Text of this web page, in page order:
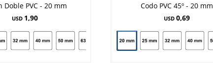
Doble PVC - 20 mm
USD 1,90
Codo PVC 45º - 20 mm
USD 0,69